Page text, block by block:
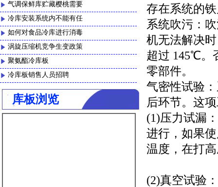
气调保鲜库贮藏樱桃需要
冷库安装系统内不能有任
如何对食品冷库进行消毒
涡旋压缩机竞争生变政策
聚氨酯冷库板
冷库板销售人员招聘
库板浏览
存在系统的
系统吹污：
机无法解决
超过 145℃。
零部件。
气密性试验
后环节。这
(1)压力试漏
进行，如果
温度，在打
(2)真空试验